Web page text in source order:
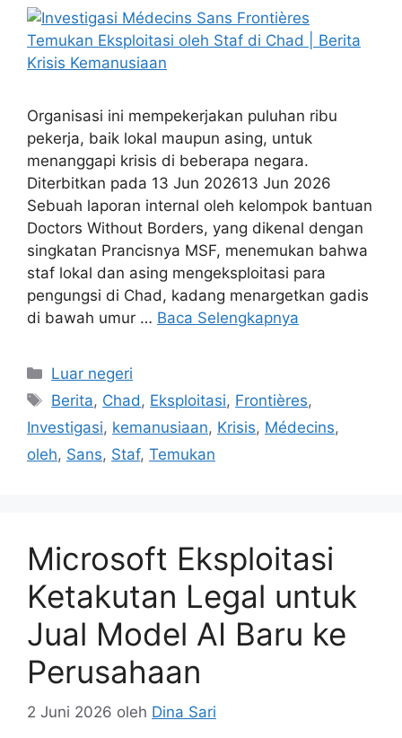
Organisasi ini mempekerjakan puluhan ribu
pekerja, baik lokal maupun asing, untuk
menanggapi krisis di beberapa negara.
Diterbitkan pada 13 Jun 202613 Jun 2026
Sebuah laporan internal oleh kelompok bantuan
Doctors Without Borders, yang dikenal dengan
singkatan Prancisnya MSF, menemukan bahwa
staf lokal dan asing mengeksploitasi para
pengungsi di Chad, kadang menargetkan gadis
di bawah umur … Baca Selengkapnya
Kategori
Luar negeri
Tag
Berita, Chad, Eksploitasi, Frontières,
Investigasi, kemanusiaan, Krisis, Médecins,
oleh, Sans, Staf, Temukan
Microsoft Eksploitasi
Ketakutan Legal untuk
Jual Model AI Baru ke
Perusahaan
2 Juni 2026 oleh Dina Sari